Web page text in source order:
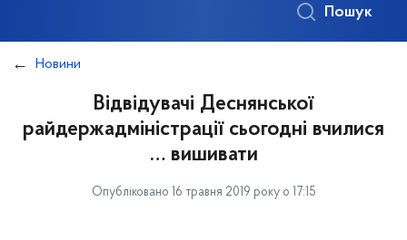
Пошук
Новини
Відвідувачі Деснянської
райдержадміністрації сьогодні вчилися
… вишивати
Опубліковано 16 травня 2019 року о 17:15